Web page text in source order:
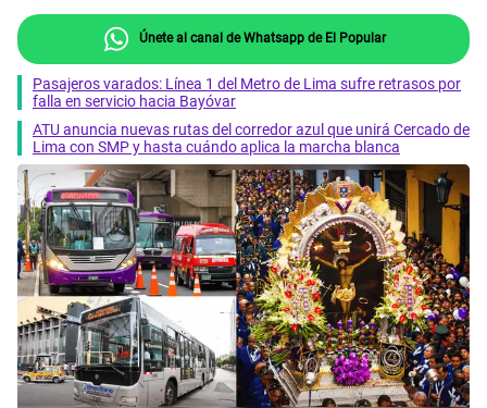
Únete al canal de Whatsapp de El Popular
Pasajeros varados: Línea 1 del Metro de Lima sufre retrasos por
falla en servicio hacia Bayóvar
ATU anuncia nuevas rutas del corredor azul que unirá Cercado de
Lima con SMP y hasta cuándo aplica la marcha blanca